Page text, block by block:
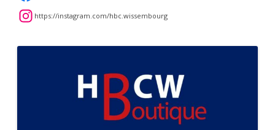
https://instagram.com/hbc.wissembourg